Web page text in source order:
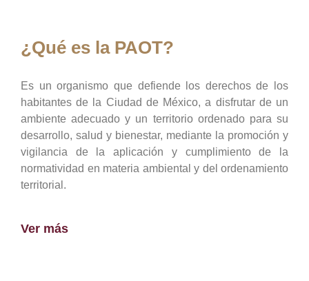
¿Qué es la PAOT?
Es un organismo que defiende los derechos de los
habitantes de la Ciudad de México, a disfrutar de un
ambiente adecuado y un territorio ordenado para su
desarrollo, salud y bienestar, mediante la promoción y
vigilancia de la aplicación y cumplimiento de la
normatividad en materia ambiental y del ordenamiento
territorial.
Ver más